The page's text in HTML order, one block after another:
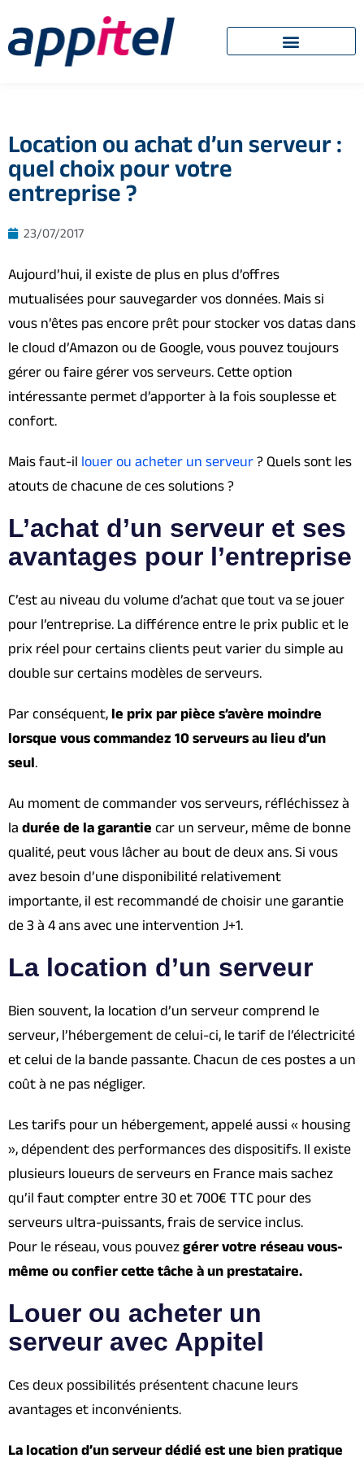
Location ou achat d’un serveur :
quel choix pour votre
entreprise ?
23/07/2017
Aujourd’hui, il existe de plus en plus d’offres
mutualisées pour sauvegarder vos données. Mais si
vous n’êtes pas encore prêt pour stocker vos datas dans
le cloud d’Amazon ou de Google, vous pouvez toujours
gérer ou faire gérer vos serveurs. Cette option
intéressante permet d’apporter à la fois souplesse et
confort.
Mais faut-il louer ou acheter un serveur ? Quels sont les
atouts de chacune de ces solutions ?
L’achat d’un serveur et ses
avantages pour l’entreprise
C’est au niveau du volume d’achat que tout va se jouer
pour l’entreprise. La différence entre le prix public et le
prix réel pour certains clients peut varier du simple au
double sur certains modèles de serveurs.
Par conséquent, le prix par pièce s’avère moindre
lorsque vous commandez 10 serveurs au lieu d’un
seul.
Au moment de commander vos serveurs, réfléchissez à
la durée de la garantie car un serveur, même de bonne
qualité, peut vous lâcher au bout de deux ans. Si vous
avez besoin d’une disponibilité relativement
importante, il est recommandé de choisir une garantie
de 3 à 4 ans avec une intervention J+1.
La location d’un serveur
Bien souvent, la location d’un serveur comprend le
serveur, l’hébergement de celui-ci, le tarif de l’électricité
et celui de la bande passante. Chacun de ces postes a un
coût à ne pas négliger.
Les tarifs pour un hébergement, appelé aussi « housing
», dépendent des performances des dispositifs. Il existe
plusieurs loueurs de serveurs en France mais sachez
qu’il faut compter entre 30 et 700€ TTC pour des
serveurs ultra-puissants, frais de service inclus.
Pour le réseau, vous pouvez gérer votre réseau vous-
même ou confier cette tâche à un prestataire.
Louer ou acheter un
serveur avec Appitel
Ces deux possibilités présentent chacune leurs
avantages et inconvénients.
La location d’un serveur dédié est une bien pratique